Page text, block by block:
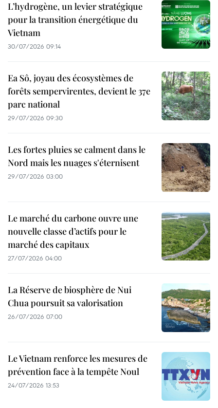
L’hydrogène, un levier stratégique
pour la transition énergétique du
Vietnam
30/07/2026 09:14
Ea Sô, joyau des écosystèmes de
forêts sempervirentes, devient le 37e
parc national
29/07/2026 09:30
Les fortes pluies se calment dans le
Nord mais les nuages s'éternisent
29/07/2026 03:00
Le marché du carbone ouvre une
nouvelle classe d’actifs pour le
marché des capitaux
27/07/2026 04:00
La Réserve de biosphère de Nui
Chua poursuit sa valorisation
26/07/2026 07:00
Le Vietnam renforce les mesures de
prévention face à la tempête Noul
24/07/2026 13:53